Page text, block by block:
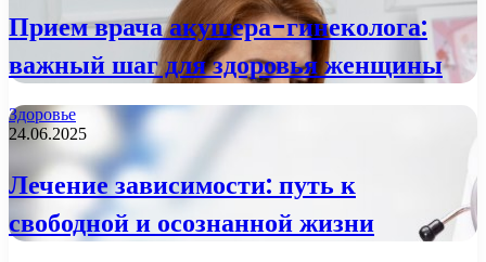
Прием врача акушера-гинеколога:
важный шаг для здоровья женщины
Здоровье
24.06.2025
Лечение зависимости: путь к
свободной и осознанной жизни